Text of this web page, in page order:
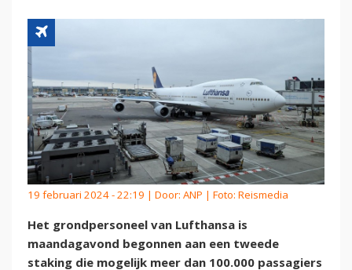
19 februari 2024 - 22:19 | Door: ANP | Foto: Reismedia
Het grondpersoneel van Lufthansa is
maandagavond begonnen aan een tweede
staking die mogelijk meer dan 100.000 passagiers